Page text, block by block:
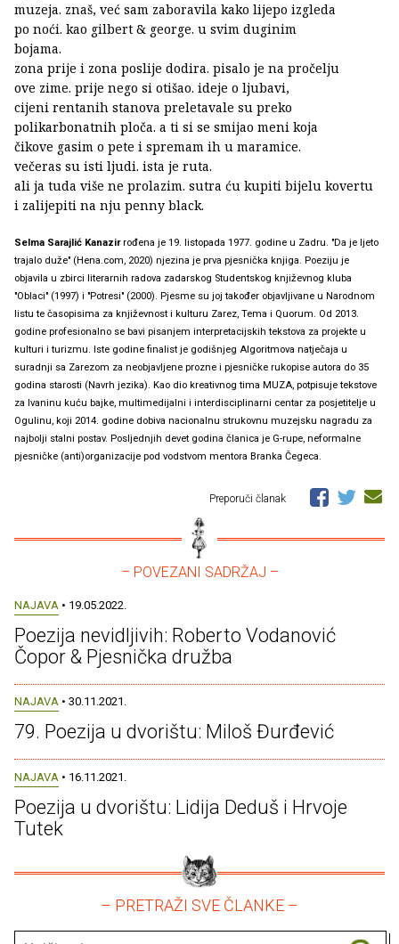
muzeja. znaš, već sam zaboravila kako lijepo izgleda
po noći. kao gilbert & george. u svim duginim
bojama.
zona prije i zona poslije dodira. pisalo je na pročelju
ove zime. prije nego si otišao. ideje o ljubavi,
cijeni rentanih stanova preletavale su preko
polikarbonatnih ploča. a ti si se smijao meni koja
čikove gasim o pete i spremam ih u maramice.
večeras su isti ljudi. ista je ruta.
ali ja tuda više ne prolazim. sutra ću kupiti bijelu kovertu
i zalijepiti na nju penny black.
Selma Sarajlić Kanazirrođena je 19. listopada 1977. godine u Zadru. "Da je ljeto
trajalo duže" (Hena.com, 2020) njezina je prva pjesnička knjiga. Poeziju je
objavila u zbirci literarnih radova zadarskog Studentskog književnog kluba
"Oblaci" (1997) i "Potresi" (2000). Pjesme su joj također objavljivane u Narodnom
listu te časopisima za književnost i kulturu Zarez, Tema i Quorum. Od 2013.
godine profesionalno se bavi pisanjem interpretacijskih tekstova za projekte u
kulturi i turizmu. Iste godine finalist je godišnjeg Algoritmova natječaja u
suradnji sa Zarezom za neobjavljene prozne i pjesničke rukopise autora do 35
godina starosti (Navrh jezika). Kao dio kreativnog tima MUZA, potpisuje tekstove
za Ivaninu kuću bajke, multimedijalni i interdisciplinarni centar za posjetitelje u
Ogulinu, koji 2014. godine dobiva nacionalnu strukovnu muzejsku nagradu za
najbolji stalni postav. Posljednjih devet godina članica je G-rupe, neformalne
pjesničke (anti)organizacije pod vodstvom mentora Branka Čegeca.
Preporuči članak
– POVEZANI SADRŽAJ –
NAJAVA • 19.05.2022.
Poezija nevidljivih: Roberto Vodanović
Čopor & Pjesnička družba
NAJAVA • 30.11.2021.
79. Poezija u dvorištu: Miloš Đurđević
NAJAVA • 16.11.2021.
Poezija u dvorištu: Lidija Deduš i Hrvoje
Tutek
– PRETRAŽI SVE ČLANKE –